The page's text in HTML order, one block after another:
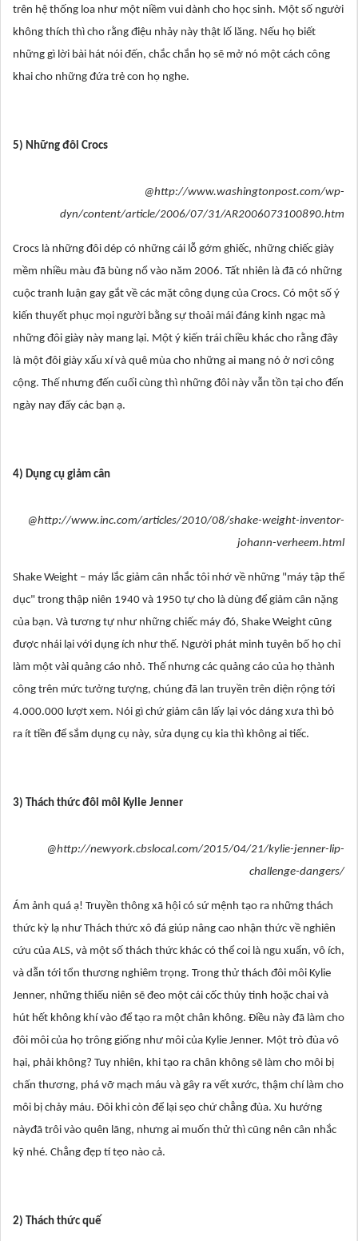
trên hệ thống loa như một niềm vui dành cho học sinh. Một số người
không thích thì cho rằng điệu nhảy này thật lố lăng. Nếu họ biết
những gì lời bài hát nói đến, chắc chắn họ sẽ mở nó một cách công
khai cho những đứa trẻ con họ nghe.
5) Những đôi Crocs
@http://www.washingtonpost.com/wp-
dyn/content/article/2006/07/31/AR2006073100890.htm
Crocs là những đôi dép có những cái lỗ gớm ghiếc, những chiếc giày
mềm nhiều màu đã bùng nổ vào năm 2006. Tất nhiên là đã có những
cuộc tranh luận gay gắt về các mặt công dụng của Crocs. Có một số ý
kiến thuyết phục mọi người bằng sự thoải mái đáng kinh ngạc mà
những đôi giày này mang lại. Một ý kiến trái chiều khác cho rằng đây
là một đôi giày xấu xí và quê mùa cho những ai mang nó ở nơi công
cộng. Thế nhưng đến cuối cùng thì những đôi này vẫn tồn tại cho đến
ngày nay đấy các bạn ạ.
4) Dụng cụ giảm cân
@http://www.inc.com/articles/2010/08/shake-weight-inventor-
johann-verheem.html
Shake Weight – máy lắc giảm cân nhắc tôi nhớ về những "máy tập thể
dục" trong thập niên 1940 và 1950 tự cho là dùng để giảm cân nặng
của bạn. Và tương tự như những chiếc máy đó, Shake Weight cũng
được nhái lại với dụng ích như thế. Người phát minh tuyên bố họ chỉ
làm một vài quảng cáo nhỏ. Thế nhưng các quảng cáo của họ thành
công trên mức tưởng tượng, chúng đã lan truyền trên diện rộng tới
4.000.000 lượt xem. Nói gì chứ giảm cân lấy lại vóc dáng xưa thì bỏ
ra ít tiền để sắm dụng cụ này, sửa dụng cụ kia thì không ai tiếc.
3) Thách thức đôi môi Kylie Jenner
@http://newyork.cbslocal.com/2015/04/21/kylie-jenner-lip-
challenge-dangers/
Ám ảnh quá ạ! Truyền thông xã hội có sứ mệnh tạo ra những thách
thức kỳ lạ như Thách thức xô đá giúp nâng cao nhận thức về nghiên
cứu của ALS, và một số thách thức khác có thể coi là ngu xuẩn, vô ích,
và dẫn tới tổn thương nghiêm trọng. Trong thử thách đôi môi Kylie
Jenner, những thiếu niên sẽ đeo một cái cốc thủy tinh hoặc chai và
hút hết không khí vào để tạo ra một chân không. Điều này đã làm cho
đôi môi của họ trông giống như môi của Kylie Jenner. Một trò đùa vô
hại, phải không? Tuy nhiên, khi tạo ra chân không sẽ làm cho môi bị
chấn thương, phá vỡ mạch máu và gây ra vết xước, thậm chí làm cho
môi bị chảy máu. Đôi khi còn để lại sẹo chứ chẳng đùa. Xu hướng
nàyđã trôi vào quên lãng, nhưng ai muốn thử thì cũng nên cân nhắc
kỹ nhé. Chẳng đẹp tí tẹo nào cả.
2) Thách thức quế